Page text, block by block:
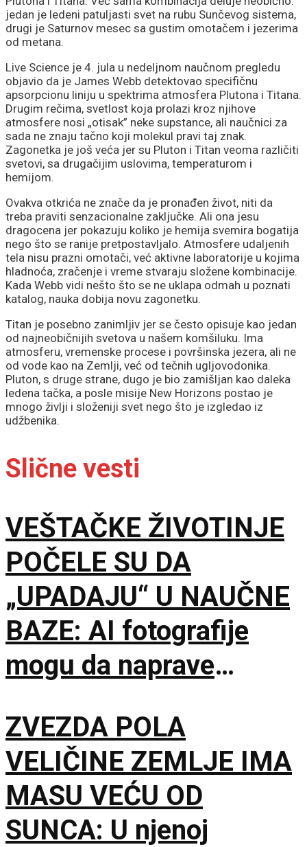
jedan je ledeni patuljasti svet na rubu Sunčevog sistema,
drugi je Saturnov mesec sa gustim omotačem i jezerima
od metana.
Live Science je 4. jula u nedeljnom naučnom pregledu
objavio da je James Webb detektovao specifičnu
apsorpcionu liniju u spektrima atmosfera Plutona i Titana.
Drugim rečima, svetlost koja prolazi kroz njihove
atmosfere nosi „otisak” neke supstance, ali naučnici za
sada ne znaju tačno koji molekul pravi taj znak.
Zagonetka je još veća jer su Pluton i Titan veoma različiti
svetovi, sa drugačijim uslovima, temperaturom i
hemijom.
Ovakva otkrića ne znače da je pronađen život, niti da
treba praviti senzacionalne zaključke. Ali ona jesu
dragocena jer pokazuju koliko je hemija svemira bogatija
nego što se ranije pretpostavljalo. Atmosfere udaljenih
tela nisu prazni omotači, već aktivne laboratorije u kojima
hladnoća, zračenje i vreme stvaraju složene kombinacije.
Kada Webb vidi nešto što se ne uklapa odmah u poznati
katalog, nauka dobija novu zagonetku.
Titan je posebno zanimljiv jer se često opisuje kao jedan
od najneobičnijih svetova u našem komšiluku. Ima
atmosferu, vremenske procese i površinska jezera, ali ne
od vode kao na Zemlji, već od tečnih ugljovodonika.
Pluton, s druge strane, dugo je bio zamišljan kao daleka
ledena tačka, a posle misije New Horizons postao je
mnogo življi i složeniji svet nego što je izgledao iz
udžbenika.
Slične vesti
VEŠTAČKE ŽIVOTINJE
POČELE SU DA
„UPADAJU“ U NAUČNE
BAZE: AI fotografije
mogu da naprave
obične prevare
ZVEZDA POLA
VELIČINE ZEMLJE IMA
MASU VEĆU OD
SUNCA: U njenoj